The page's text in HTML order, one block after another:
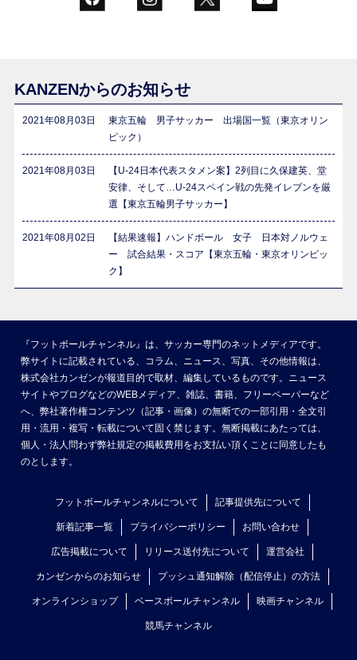
KANZENからのお知らせ
2021年08月03日
東京五輪 男子サッカー 出場国一覧（東京オリン
ピック）
2021年08月03日
【U-24日本代表スタメン案】2列目に久保建英、堂
安律、そして…U-24スペイン戦の先発イレブンを厳
選【東京五輪男子サッカー】
2021年08月02日
【結果速報】ハンドボール 女子 日本対ノルウェ
ー 試合結果・スコア【東京五輪・東京オリンピッ
ク】
『フットボールチャンネル』は、サッカー専門のネットメディアです。
弊サイトに記載されている、コラム、ニュース、写真、その他情報は、
株式会社カンゼンが報道目的で取材、編集しているものです。ニュース
サイトやブログなどのWEBメディア、雑誌、書籍、フリーペーパーなど
へ、弊社著作権コンテンツ（記事・画像）の無断での一部引用・全文引
用・流用・複写・転載について固く禁じます。無断掲載にあたっては、
個人・法人問わず弊社規定の掲載費用をお支払い頂くことに同意したも
のとします。
フットボールチャンネルについて 記事提供先について
新着記事一覧 プライバシーポリシー お問い合わせ
広告掲載について リリース送付先について 運営会社
カンゼンからのお知らせ プッシュ通知解除（配信停止）の方法
オンラインショップ ベースボールチャンネル 映画チャンネル
競馬チャンネル